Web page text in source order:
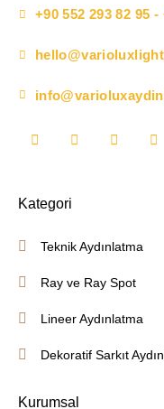
+90 552 293 82 95 -
Kategori
Teknik Aydınlatma
Ray ve Ray Spot
Lineer Aydınlatma
Dekoratif Sarkıt
Kurumsal